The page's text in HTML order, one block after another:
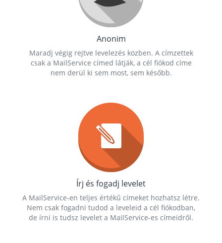
Anonim
Maradj végig rejtve levelezés közben. A címzettek
csak a MailService címed látják, a cél fiókod címe
nem derül ki sem most, sem később.
Írj és fogadj levelet
A MailService-en teljes értékű címeket hozhatsz létre.
Nem csak fogadni tudod a leveleid a cél fiókodban,
de írni is tudsz levelet a MailService-es címeidről.